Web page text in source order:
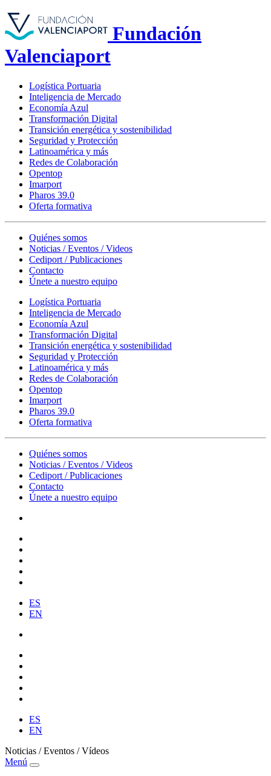
Fundación
Valenciaport
Logística Portuaria
Inteligencia de Mercado
Economía Azul
Transformación Digital
Transición energética y sostenibilidad
Seguridad y Protección
Latinoamérica y más
Redes de Colaboración
Opentop
Imarport
Pharos 39.0
Oferta formativa
Quiénes somos
Noticias / Eventos / Videos
Cediport / Publicaciones
Contacto
Únete a nuestro equipo
Logística Portuaria
Inteligencia de Mercado
Economía Azul
Transformación Digital
Transición energética y sostenibilidad
Seguridad y Protección
Latinoamérica y más
Redes de Colaboración
Opentop
Imarport
Pharos 39.0
Oferta formativa
Quiénes somos
Noticias / Eventos / Videos
Cediport / Publicaciones
Contacto
Únete a nuestro equipo
ES
EN
ES
EN
Noticias / Eventos / Vídeos
Menú